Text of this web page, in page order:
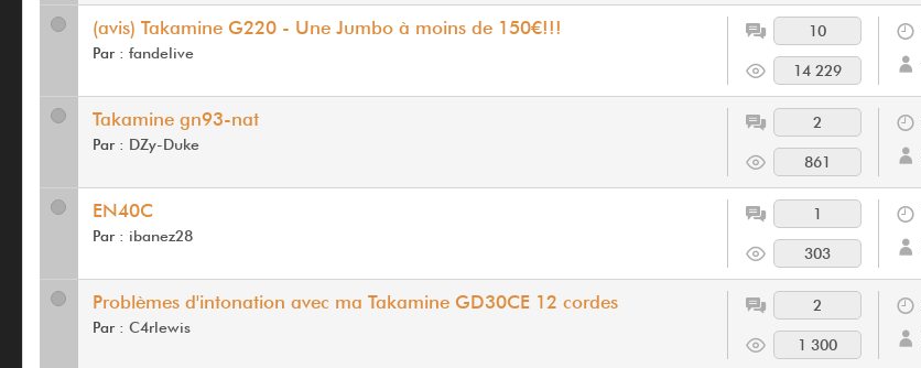
(avis) Takamine G220 - Une Jumbo à moins de 150€!!!
Par :fandelive
10
14 229
Takamine gn93-nat
Par : DZy-Duke
2
861
EN40C
Par : ibanez28
1
303
Problèmes d'intonation avec ma Takamine GD30CE 12 cordes
Par :C4rlewis
2
1 300